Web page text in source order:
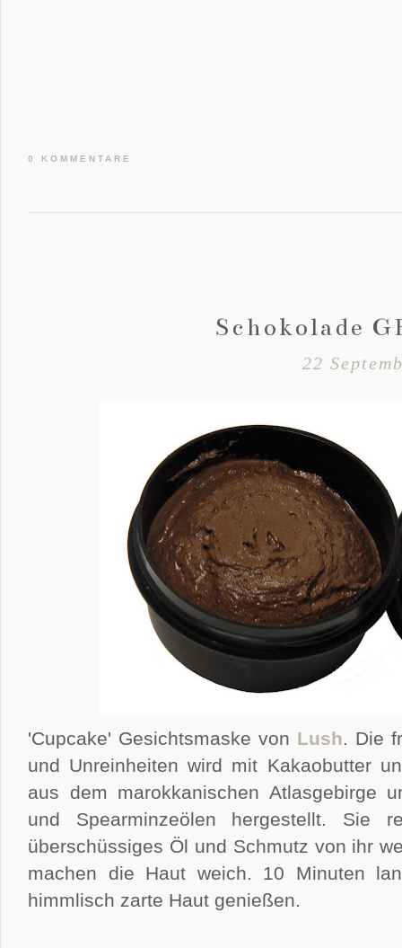
0 KOMMENTARE
Schokolade
22
'Cupcake' Gesichtsmaske von Lush. Die
und Unreinheiten wird mit Kakaobutter
aus dem marokkanischen Atlasgebirge
und Spearminzeölen hergestellt. Sie
überschüssiges Öl und Schmutz von ihr
machen die Haut weich. 10 Minuten
himmlisch zarte Haut genießen.